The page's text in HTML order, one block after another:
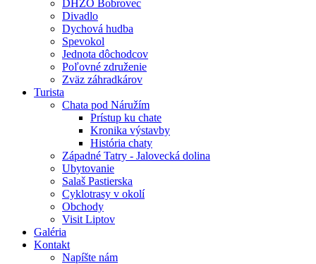
DHZO Bobrovec
Divadlo
Dychová hudba
Spevokol
Jednota dôchodcov
Poľovné združenie
Zväz záhradkárov
Turista
Chata pod Náružím
Prístup ku chate
Kronika výstavby
História chaty
Západné Tatry - Jalovecká dolina
Ubytovanie
Salaš Pastierska
Cyklotrasy v okolí
Obchody
Visit Liptov
Galéria
Kontakt
Napíšte nám